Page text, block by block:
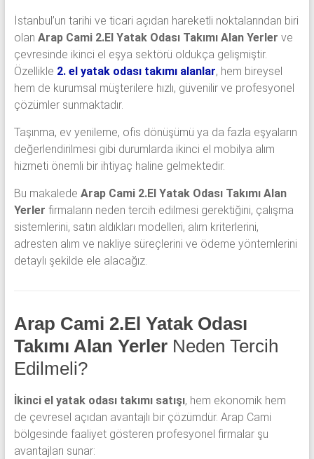
takımı
alınmaktadır.
İstanbul’un tarihi ve ticari açıdan hareketli noktalarından biri
olan Arap Cami 2.El Yatak Odası Takımı Alan Yerler ve
çevresinde ikinci el eşya sektörü oldukça gelişmiştir.
Özellikle 2. el yatak odası takımı alanlar, hem bireysel
hem de kurumsal müşterilere hızlı, güvenilir ve profesyonel
çözümler sunmaktadır.
Taşınma, ev yenileme, ofis dönüşümü ya da fazla eşyaların
değerlendirilmesi gibi durumlarda ikinci el mobilya alım
hizmeti önemli bir ihtiyaç haline gelmektedir.
Bu makalede Arap Cami 2.El Yatak Odası Takımı Alan
Yerler firmaların neden tercih edilmesi gerektiğini, çalışma
sistemlerini, satın aldıkları modelleri, alım kriterlerini,
adresten alım ve nakliye süreçlerini ve ödeme yöntemlerini
detaylı şekilde ele alacağız.
Arap Cami 2.El Yatak Odası
Takımı Alan Yerler Neden Tercih
Edilmeli?
İkinci el yatak odası takımı satışı, hem ekonomik hem
de çevresel açıdan avantajlı bir çözümdür. Arap Cami
bölgesinde faaliyet gösteren profesyonel firmalar şu
avantajları sunar: